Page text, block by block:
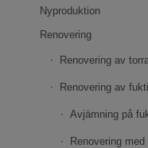
Nyproduktion
Renovering
Renovering av
Renovering av
Avjämning på
Renovering